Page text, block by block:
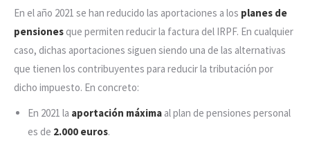
En el año 2021 se han reducido las aportaciones a los planes de
pensiones que permiten reducir la factura del IRPF. En cualquier
caso, dichas aportaciones siguen siendo una de las alternativas
que tienen los contribuyentes para reducir la tributación por
dicho impuesto. En concreto:
En 2021 la aportación máxima al plan de pensiones personal
es de 2.000 euros.